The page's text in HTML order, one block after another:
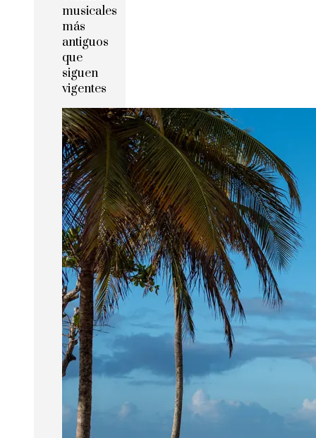
musicales
más
antiguos
que
siguen
vigentes